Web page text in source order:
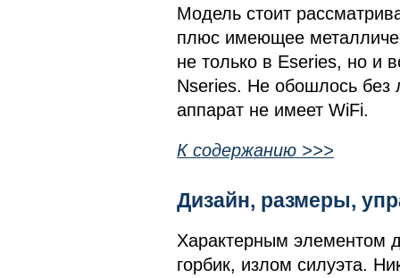
Модель стоит
плюс имеющее
не только в Eseries, но и
Nseries. Не обошлось без
аппарат не имеет WiFi.
К содержанию >>>
Дизайн, размеры,
Характерным элементом
горбик, излом силуэта.